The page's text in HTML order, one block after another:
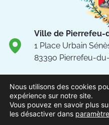
Ville de Pierrefeu-
1 Place Urbain
83390 Pierrefeu-
Du lundi au
à 12h et de 13h à 17h
Nous utilisons des cookies
expérience sur notre site.
Vous pouvez en savoir plus
les désactiver dans